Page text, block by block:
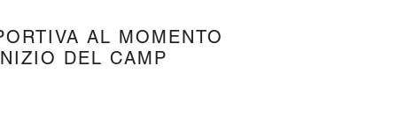
AL MOMENTO
DEL CAMP